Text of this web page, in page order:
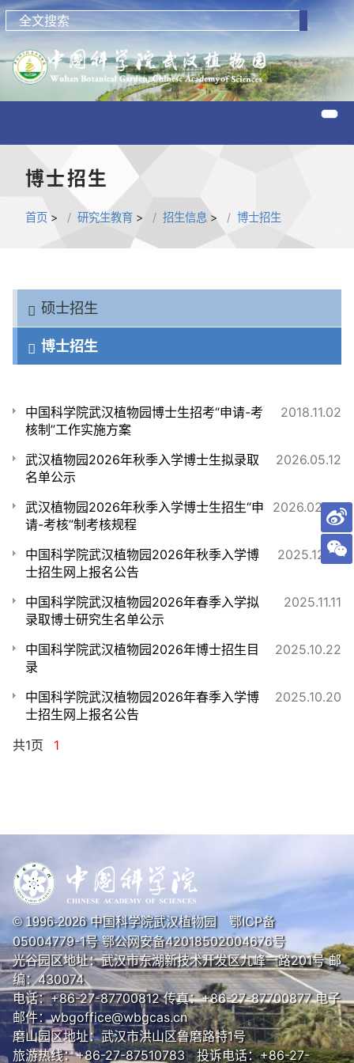
博士招生
首页 > 研究生教育 > 招生信息 > 博士招生
硕士招生
博士招生
2018.11.02
中国科学院武汉植物园博士生招考“申请-考
核制”工作实施方案
2026.05.12
武汉植物园2026年秋季入学博士生拟录取
名单公示
2026.02.04
武汉植物园2026年秋季入学博士生招生“申
请-考核”制考核规程
2025.12.01
中国科学院武汉植物园2026年秋季入学博
士招生网上报名公告
2025.11.11
中国科学院武汉植物园2026年春季入学拟
录取博士研究生名单公示
2025.10.22
中国科学院武汉植物园2026年博士招生目
录
2025.10.20
中国科学院武汉植物园2026年春季入学博
士招生网上报名公告
共1页
1
© 1996-2026中国科学院武汉植物园 鄂ICP备
05004779-1号鄂公网安备42018502004676号
光谷园区地址：武汉市东湖新技术开发区九峰一路201号 邮
编：430074
电话：+86-27-87700812 传真：+86-27-87700877 电子
邮件：wbgoffice@wbgcas.cn
磨山园区地址：武汉市洪山区鲁磨路特1号
旅游热线：+86-27-87510783 投诉电话：+86-27-